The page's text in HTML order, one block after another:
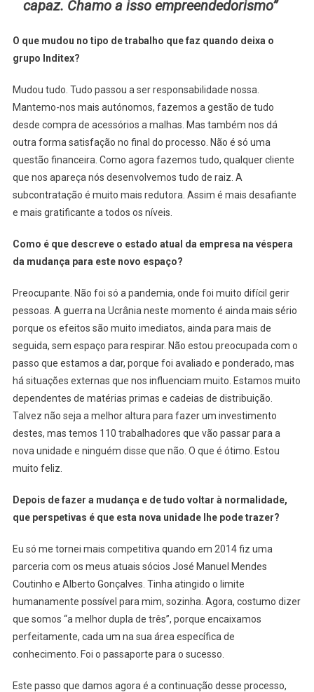
capaz. Chamo a isso empreendedorismo”
O que mudou no tipo de trabalho que faz quando deixa o
grupo Inditex?
Mudou tudo. Tudo passou a ser responsabilidade nossa.
Mantemo-nos mais autónomos, fazemos a gestão de tudo
desde compra de acessórios a malhas. Mas também nos dá
outra forma satisfação no final do processo. Não é só uma
questão financeira. Como agora fazemos tudo, qualquer cliente
que nos apareça nós desenvolvemos tudo de raiz. A
subcontratação é muito mais redutora. Assim é mais desafiante
e mais gratificante a todos os níveis.
Como é que descreve o estado atual da empresa na véspera
da mudança para este novo espaço?
Preocupante. Não foi só a pandemia, onde foi muito difícil gerir
pessoas. A guerra na Ucrânia neste momento é ainda mais sério
porque os efeitos são muito imediatos, ainda para mais de
seguida, sem espaço para respirar. Não estou preocupada com o
passo que estamos a dar, porque foi avaliado e ponderado, mas
há situações externas que nos influenciam muito. Estamos muito
dependentes de matérias primas e cadeias de distribuição.
Talvez não seja a melhor altura para fazer um investimento
destes, mas temos 110 trabalhadores que vão passar para a
nova unidade e ninguém disse que não. O que é ótimo. Estou
muito feliz.
Depois de fazer a mudança e de tudo voltar à normalidade,
que perspetivas é que esta nova unidade lhe pode trazer?
Eu só me tornei mais competitiva quando em 2014 fiz uma
parceria com os meus atuais sócios José Manuel Mendes
Coutinho e Alberto Gonçalves. Tinha atingido o limite
humanamente possível para mim, sozinha. Agora, costumo dizer
que somos “a melhor dupla de três”, porque encaixamos
perfeitamente, cada um na sua área específica de
conhecimento. Foi o passaporte para o sucesso.
Este passo que damos agora é a continuação desse processo,